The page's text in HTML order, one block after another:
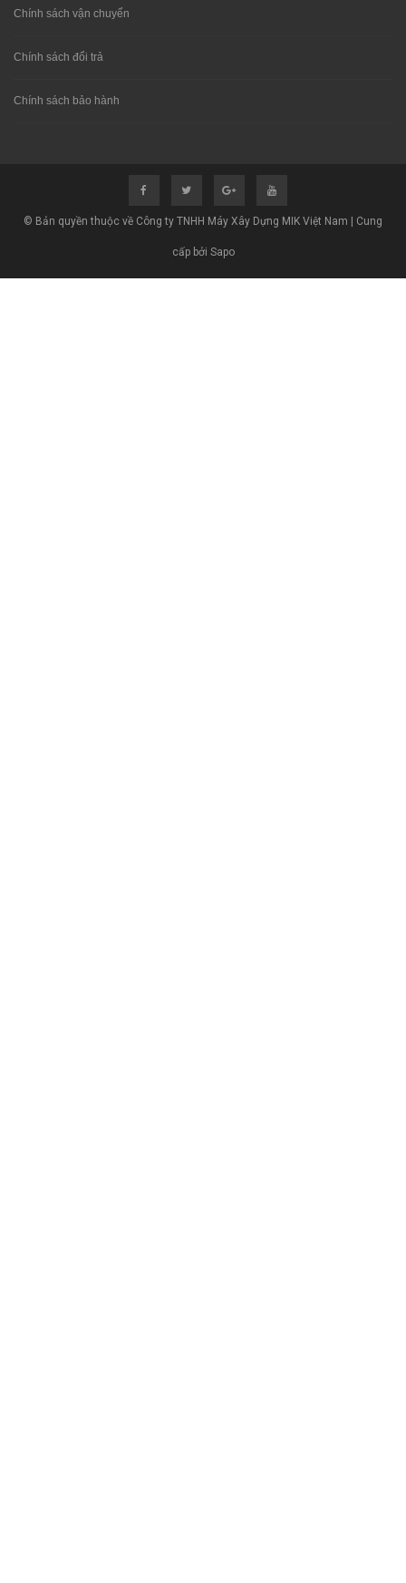
Chính sách vận chuyển
Chính sách đổi trả
Chính sách bảo hành
© Bản quyền thuộc về Công ty TNHH Máy Xây Dựng MIK Việt Nam | Cung
cấp bởi Sapo